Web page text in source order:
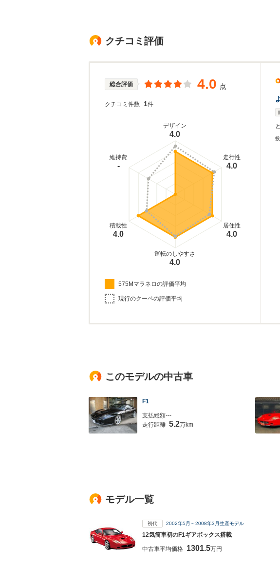
クチコミ評価
総合評価 4.0 点
クチコミ件数 1件
デザイン
4.0
走行性
4.0
居住性
4.0
運転のしやすさ
4.0
積載性
4.0
維持費
-
575Mマラネロの評価平均
現行のクーペの評価平均
このモデルの中古車
F1
支払総額---
走行距離 5.2万km
モデル一覧
初代 2002年5月～2008年3月生産モデル
12気筒車初のF1ギアボックス搭載
中古車平均価格 1301.5万円